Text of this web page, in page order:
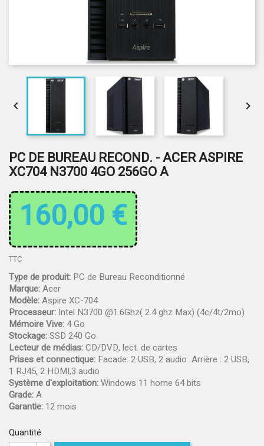
 
PC DE BUREAU RECOND. - ACER ASPIRE
XC704 N3700 4GO 256GO A
160,00 €
TTC
Type de produit: PC de Bureau Reconditionné
Marque:Acer
Modèle:Aspire XC-704
Processeur: Intel N3700 @1.6Ghz( 2.4 ghz Max) (4c/4t/2mo)
Mémoire Vive:4 Go
Stockage:SSD 240 Go
Lecteur de médias:CD/DVD, lect. de cartes
Prises et connectique: Facade: 2 USB, 2 audio Arrière : 2 USB,
1 RJ45, 2 HDMI,3 audio
Système d'exploitation:Windows 11 home 64 bits
Grade:A
Garantie: 12 mois
Quantité